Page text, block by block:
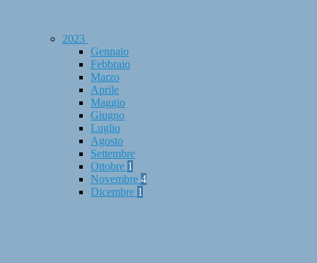
2023
Gennaio
Febbraio
Marzo
Aprile
Maggio
Giugno
Luglio
Agosto
Settembre
Ottobre 1
Novembre 4
Dicembre 1